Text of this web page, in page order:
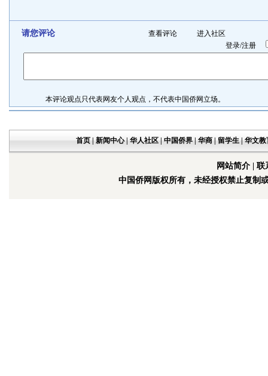
请您评论 查看评论
进入社区
登录/注册
本评论观点只代表网友个人观点，不代表中国侨网立场。
首页| 新闻中心| 华人社区| 中国侨界| 华商| 留学生| 华文教
网站简介| 联
中国侨网版权所有，未经授权禁止复制